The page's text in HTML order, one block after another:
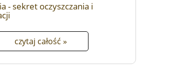
- sekret oczyszczania i
czytaj całość »